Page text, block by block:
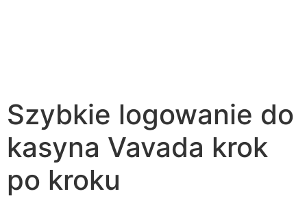
Szybkie logowanie do
kasyna Vavada krok
po kroku